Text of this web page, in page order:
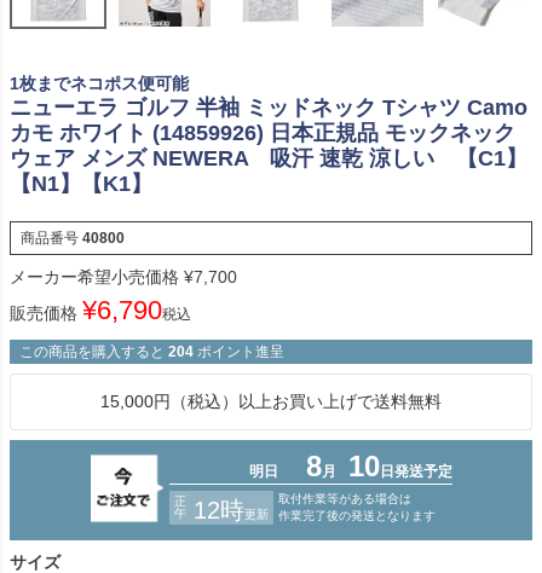
1枚までネコポス便可能
ニューエラ ゴルフ 半袖 ミッドネック Tシャツ Camo
カモ ホワイト (14859926) 日本正規品 モックネック
ウェア メンズ NEWERA 吸汗 速乾 涼しい 【C1】
【N1】【K1】
商品番号 40800
メーカー希望小売価格 ¥7,700
販売価格 ¥6,790税込
この商品を購入すると 204 ポイント進呈
15,000円（税込）以上お買い上げで送料無料
サイズ